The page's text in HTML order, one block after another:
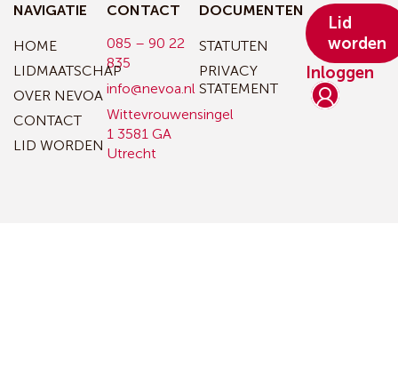
NAVIGATIE
HOME
LIDMAATSCHAP
OVER NEVOA
CONTACT
LID WORDEN
CONTACT
085 – 90 22
835
info@nevoa.nl
Wittevrouwensingel
1 3581 GA
Utrecht
DOCUMENTEN
STATUTEN
PRIVACY
STATEMENT
Inloggen
Lid
worden